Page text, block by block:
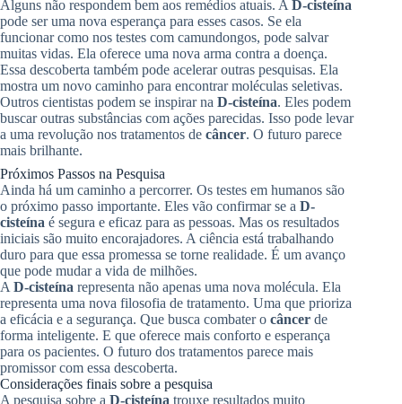
Alguns não respondem bem aos remédios atuais. A D-cisteína
pode ser uma nova esperança para esses casos. Se ela
funcionar como nos testes com camundongos, pode salvar
muitas vidas. Ela oferece uma nova arma contra a doença.
Essa descoberta também pode acelerar outras pesquisas. Ela
mostra um novo caminho para encontrar moléculas seletivas.
Outros cientistas podem se inspirar na D-cisteína. Eles podem
buscar outras substâncias com ações parecidas. Isso pode levar
a uma revolução nos tratamentos de câncer. O futuro parece
mais brilhante.
Próximos Passos na Pesquisa
Ainda há um caminho a percorrer. Os testes em humanos são
o próximo passo importante. Eles vão confirmar se a D-
cisteína é segura e eficaz para as pessoas. Mas os resultados
iniciais são muito encorajadores. A ciência está trabalhando
duro para que essa promessa se torne realidade. É um avanço
que pode mudar a vida de milhões.
A D-cisteína representa não apenas uma nova molécula. Ela
representa uma nova filosofia de tratamento. Uma que prioriza
a eficácia e a segurança. Que busca combater o câncer de
forma inteligente. E que oferece mais conforto e esperança
para os pacientes. O futuro dos tratamentos parece mais
promissor com essa descoberta.
Considerações finais sobre a pesquisa
A pesquisa sobre a D-cisteína trouxe resultados muito